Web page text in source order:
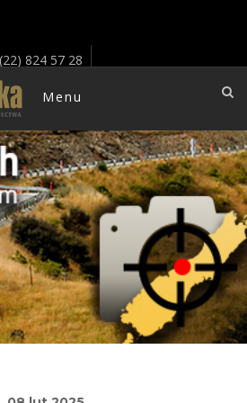
824 57 28
Menu